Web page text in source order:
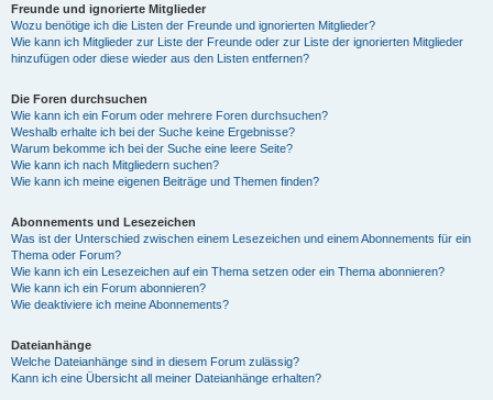
Freunde und ignorierte Mitglieder
Wozu benötige ich die Listen der Freunde und ignorierten Mitglieder?
Wie kann ich Mitglieder zur Liste der Freunde oder zur Liste der ignorierten Mitglieder
hinzufügen oder diese wieder aus den Listen entfernen?
Die Foren durchsuchen
Wie kann ich ein Forum oder mehrere Foren durchsuchen?
Weshalb erhalte ich bei der Suche keine Ergebnisse?
Warum bekomme ich bei der Suche eine leere Seite?
Wie kann ich nach Mitgliedern suchen?
Wie kann ich meine eigenen Beiträge und Themen finden?
Abonnements und Lesezeichen
Was ist der Unterschied zwischen einem Lesezeichen und einem Abonnements für ein
Thema oder Forum?
Wie kann ich ein Lesezeichen auf ein Thema setzen oder ein Thema abonnieren?
Wie kann ich ein Forum abonnieren?
Wie deaktiviere ich meine Abonnements?
Dateianhänge
Welche Dateianhänge sind in diesem Forum zulässig?
Kann ich eine Übersicht all meiner Dateianhänge erhalten?